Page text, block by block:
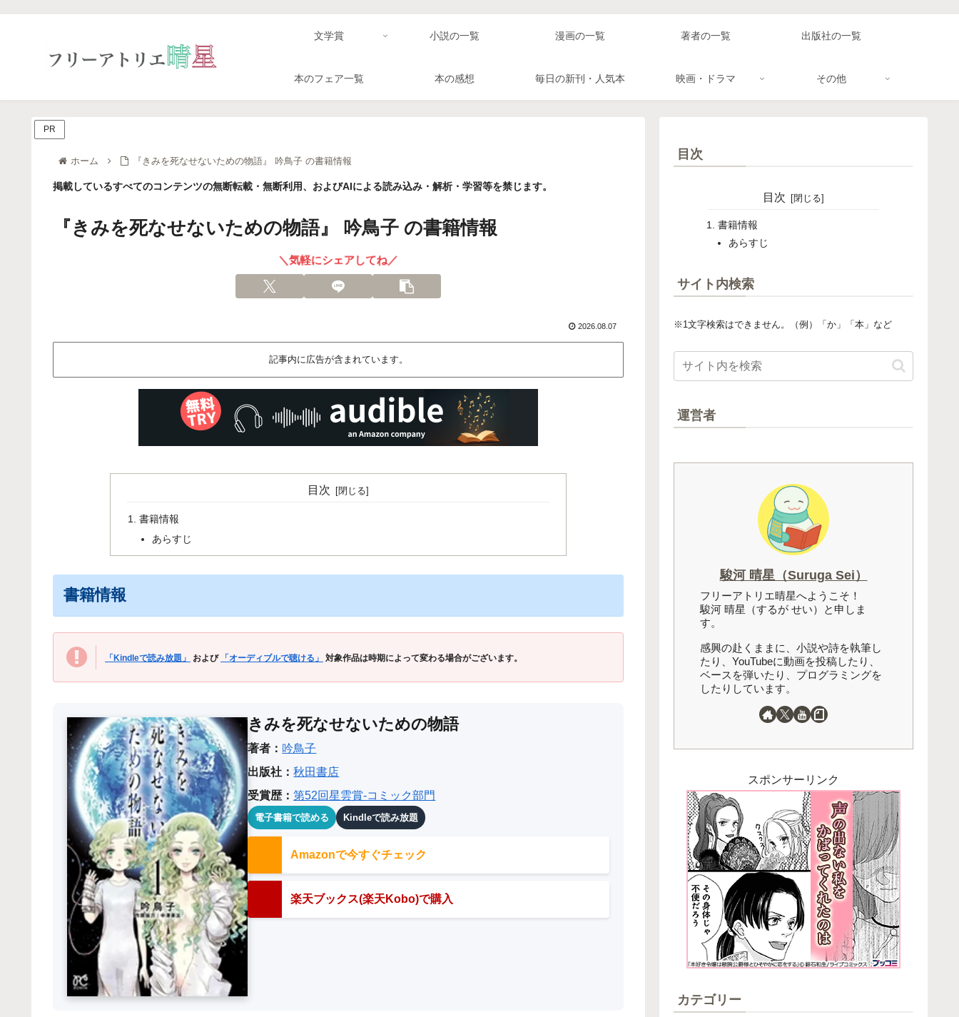
文学賞 小説の一覧 漫画の一覧 著者の一覧 出版社の一覧
本のフェア一覧 本の感想 毎日の新刊・人気本 映画・ドラマ その他
ホーム 『きみを死なせないための物語』 吟鳥子 の書籍情報
掲載しているすべてのコンテンツの無断転載・無断利用、およびAIによる読み込み・解析・学習等を禁じます。
『きみを死なせないための物語』 吟鳥子 の書籍情報
＼気軽にシェアしてね／
2026.08.07
記事内に広告が含まれています。
PR
目次
書籍情報
あらすじ
書籍情報
「Kindleで読み放題」 および 「オーディブルで聴ける」 対象作品は時期によって変わる場合がございます。
きみを死なせないための物語
著者： 吟鳥子
出版社：秋田書店
受賞歴：第52回星雲賞-コミック部門
電子書籍で読める Kindleで読み放題
Amazonで今すぐチェック
楽天ブックス(楽天Kobo)で購入
目次
目次
書籍情報
あらすじ
サイト内検索
※1文字検索はできません。（例）「か」「本」など
運営者
駿河 晴星（Suruga Sei）
フリーアトリエ晴星へようこそ！
駿河 晴星（するが せい）と申しま
す。
感興の赴くままに、小説や詩を執筆し
たり、YouTubeに動画を投稿したり、
ベースを弾いたり、プログラミングを
したりしています。
スポンサーリンク
カテゴリー